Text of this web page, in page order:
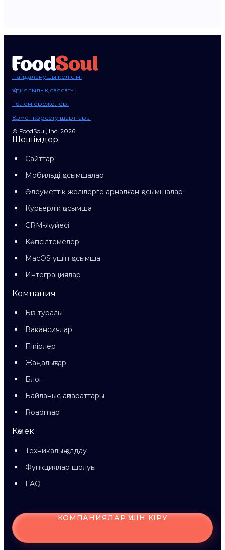
Пайдаланушы келісімі
Құпиялылық саясаты
Төлем ережелері
Қызмет көрсету шарттары
© FoodSoul, Inc. 2026.
Шешімдер
Сайттар
Мобильді қосымшалар
Әлеуметтік желілерге арналған қосымшалар
Курьерлік қосымша
CRM-жүйесі
Көпсілтемелер
MacOS үшін қосымша
Интеграциялар
Компания
Біз туралы
Вакансиялар
Пікірлер
Жаңалықтар
Блог
Байланыс ақпараттары
Roadmap
Көмек
Техникалық қолдау
Функциялар шолуы
FAQ
КОМПАНИЯЛАР ҮШІН КІРУ